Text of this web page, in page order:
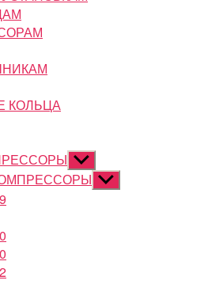
КОЛЬЦА
Показывать
подменюПоказывать
подменю